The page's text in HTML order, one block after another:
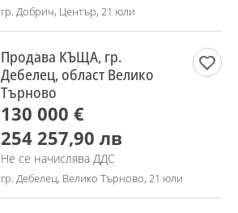
гр. Добрич, Център, 21 юли
Продава КЪЩА, гр.
Дебелец, област Велико
Търново
130 000 €
254 257,90 лв
Не се начислява ДДС
гр. Дебелец, Велико Търново, 21 юли